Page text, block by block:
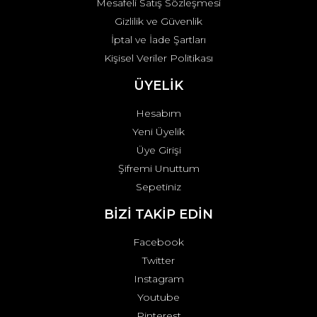
Mesafeli Satış Sözleşmesi
Gizlilik ve Güvenlik
İptal ve İade Şartları
Kişisel Veriler Politikası
ÜYELİK
Hesabım
Yeni Üyelik
Üye Girişi
Şifremi Unuttum
Sepetiniz
BİZİ TAKİP EDİN
Facebook
Twitter
Instagram
Youtube